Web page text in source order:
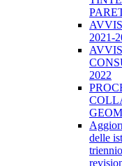
2021-
2022
delle